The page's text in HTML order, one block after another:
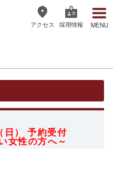
アクセス 採用情報 MENU
） 予約受付
女性の方へ～